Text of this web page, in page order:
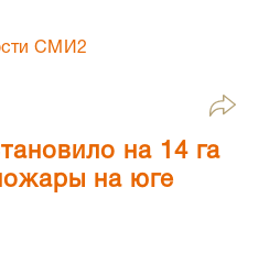
СМИ2
на 14 га
на юге